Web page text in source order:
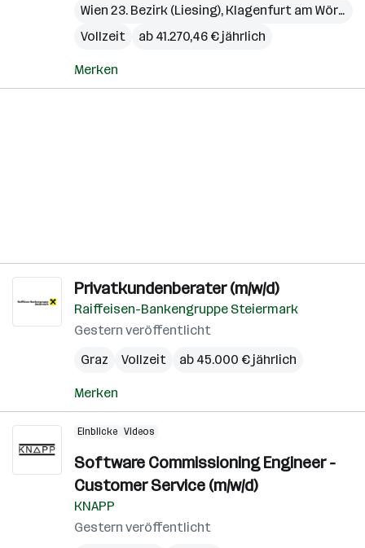
Wien 23. Bezirk (Liesing), Klagenfurt am Wörthersee
Vollzeit
ab 41.270,46 € jährlich
Merken
Privatkundenberater (m/w/d)
Raiffeisen-Bankengruppe Steiermark
Gestern veröffentlicht
Graz
Vollzeit ab 45.000 € jährlich
Merken
Einblicke Videos
Software Commissioning Engineer -
Customer Service (m/w/d)
KNAPP
Gestern veröffentlicht